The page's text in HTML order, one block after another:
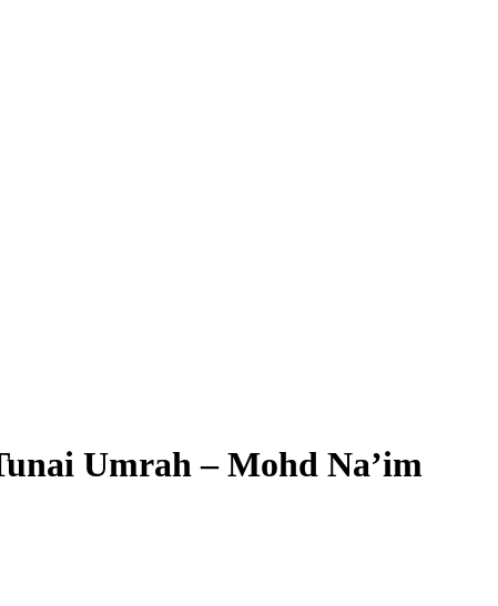
Umrah – Mohd Na’im